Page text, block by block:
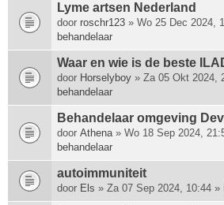
Lyme artsen Nederland
door roschr123 » Wo 25 Dec 2024,
behandelaar
Waar en wie is de beste
door Horselyboy » Za 05 Okt 2024,
behandelaar
Behandelaar omgeving
door Athena » Wo 18 Sep 2024,
behandelaar
autoimmuniteit
door Els » Za 07 Sep 2024, 10:44 »